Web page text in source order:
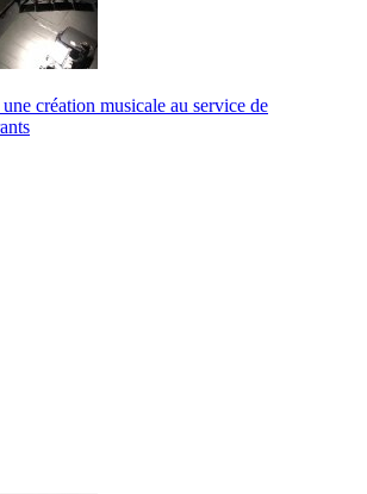
création musicale au service de